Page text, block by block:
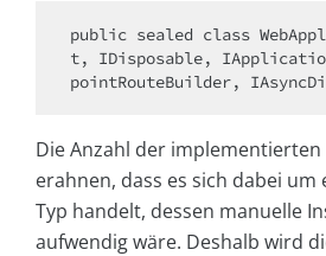
public sealed class
t, IDisposable,
pointRouteBuilder,
Die Anzahl der
erahnen, dass es sich dabei um
Typ handelt, dessen manuelle
aufwendig wäre. Deshalb wird